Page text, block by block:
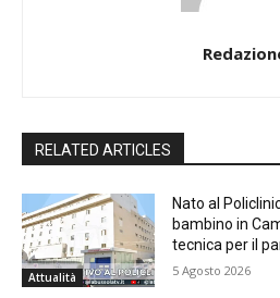
RELATED ARTICLES
Attualità
Nato al
bambino in
tecnica per il
5 Agosto 2026